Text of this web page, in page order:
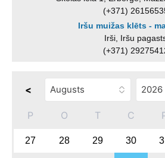
(+371)
Iršu muižas klēts -
Irši, Iršu
(+371)
<
P O T C
27 28 29 30